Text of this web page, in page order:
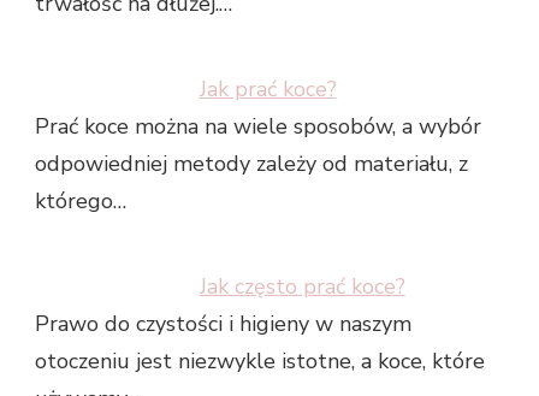
Jak prać koce?
Prać koce można na wiele sposobów, a wybór
odpowiedniej metody zależy od materiału, z
którego…
Jak często prać koce?
Prawo do czystości i higieny w naszym
otoczeniu jest niezwykle istotne, a koce, które